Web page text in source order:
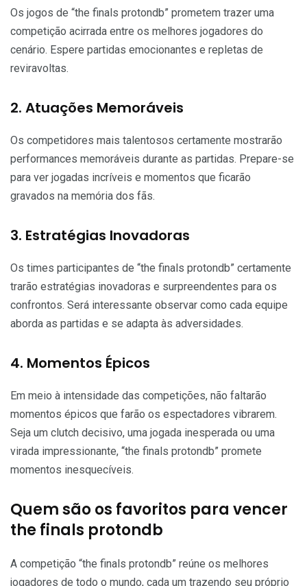
Os jogos de “the finals protondb” prometem trazer uma
competição acirrada entre os melhores jogadores do
cenário. Espere partidas emocionantes e repletas de
reviravoltas.
2. Atuações Memoráveis
Os competidores mais talentosos certamente mostrarão
performances memoráveis durante as partidas. Prepare-se
para ver jogadas incríveis e momentos que ficarão
gravados na memória dos fãs.
3. Estratégias Inovadoras
Os times participantes de “the finals protondb” certamente
trarão estratégias inovadoras e surpreendentes para os
confrontos. Será interessante observar como cada equipe
aborda as partidas e se adapta às adversidades.
4. Momentos Épicos
Em meio à intensidade das competições, não faltarão
momentos épicos que farão os espectadores vibrarem.
Seja um clutch decisivo, uma jogada inesperada ou uma
virada impressionante, “the finals protondb” promete
momentos inesquecíveis.
Quem são os favoritos para vencer
the finals protondb
A competição “the finals protondb” reúne os melhores
jogadores de todo o mundo, cada um trazendo seu próprio